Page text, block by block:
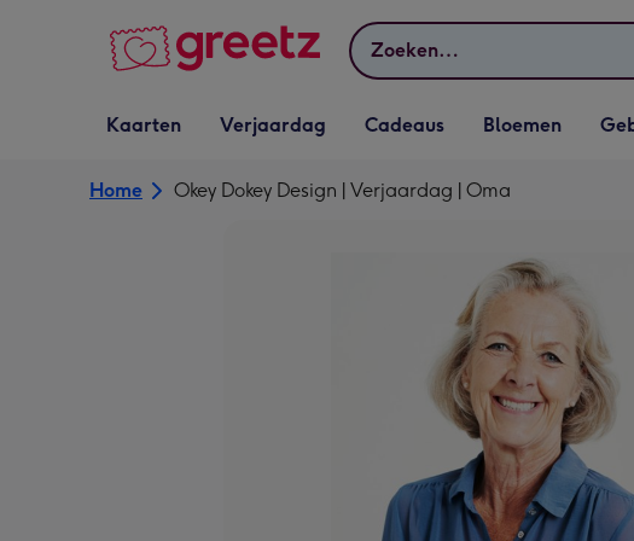
Zoeken
Vervolgkeuzelijst
Kaarten openen
Kaarten
Vervolgkeuzelijst
Verjaardag openen
Verjaardag
Vervolgkeuzelijst
Cadeaus openen
Cadeaus
Vervolgkeuzelijst
Bloemen openen
Bloemen
Home Okey Dokey Design | Verjaardag | Oma